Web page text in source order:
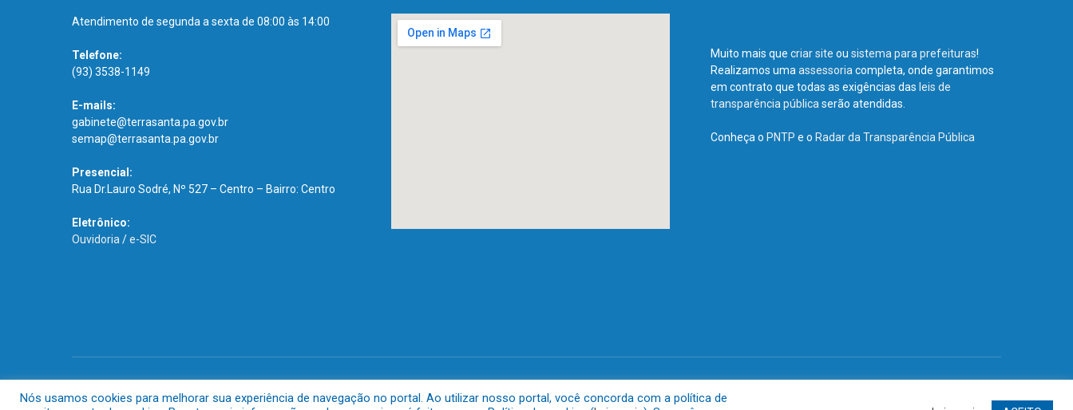
Atendimento de segunda a sexta de 08:00 às 14:00
Telefone:
(93) 3538-1149
E-mails:
gabinete@terrasanta.pa.gov.br
semap@terrasanta.pa.gov.br
Presencial:
Rua Dr.Lauro Sodré, Nº 527 – Centro – Bairro: Centro
Eletrônico:
Ouvidoria /e-SIC
Muito mais que criar site ou sistema para prefeituras!
Realizamos uma assessoria completa, onde garantimos
em contrato que todas as exigências das leis de
transparência pública serão atendidas.
Conheça o PNTP e o Radar da Transparência Pública
Nós usamos cookies para melhorar sua experiência de navegação no portal. Ao utilizar nosso portal, você concorda com a política de